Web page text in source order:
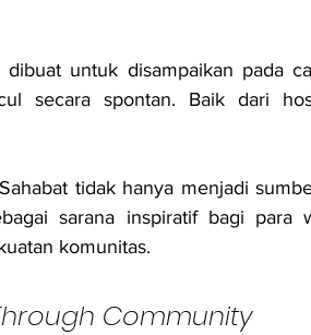
dibuat untuk disampaikan pada
secara spontan. Baik dari
tidak hanya menjadi
sarana inspiratif bagi para
komunitas.
Community